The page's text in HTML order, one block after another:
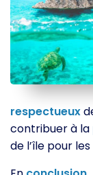
respectueux
contribuer à la
de l’île pour les